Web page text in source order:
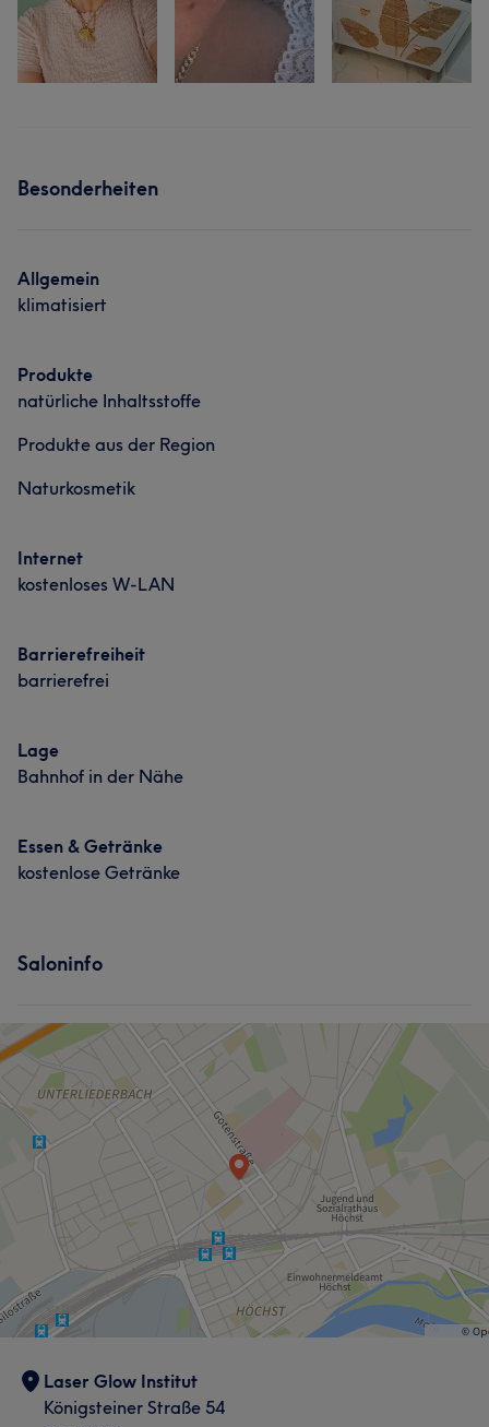
Besonderheiten
Allgemein
klimatisiert
Produkte
natürliche Inhaltsstoffe
Produkte aus der Region
Naturkosmetik
Internet
kostenloses W-LAN
Barrierefreiheit
barrierefrei
Lage
Bahnhof in der Nähe
Essen & Getränke
kostenlose Getränke
Saloninfo
Laser Glow Institut
Königsteiner Straße 54